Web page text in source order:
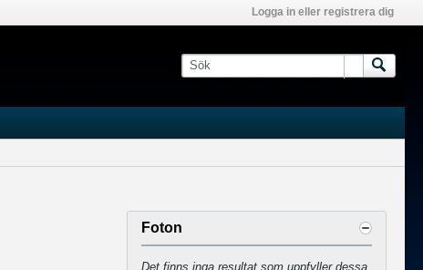
Logga in eller registrera dig
Foton
Det finns inga resultat som uppfyller dessa